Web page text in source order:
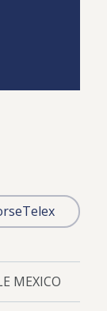
MEXICO